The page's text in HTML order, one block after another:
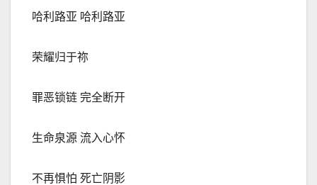
哈利路亚 哈利路亚
荣耀归于祢
罪恶锁链 完全断开
生命泉源 流入心怀
不再惧怕 死亡阴影